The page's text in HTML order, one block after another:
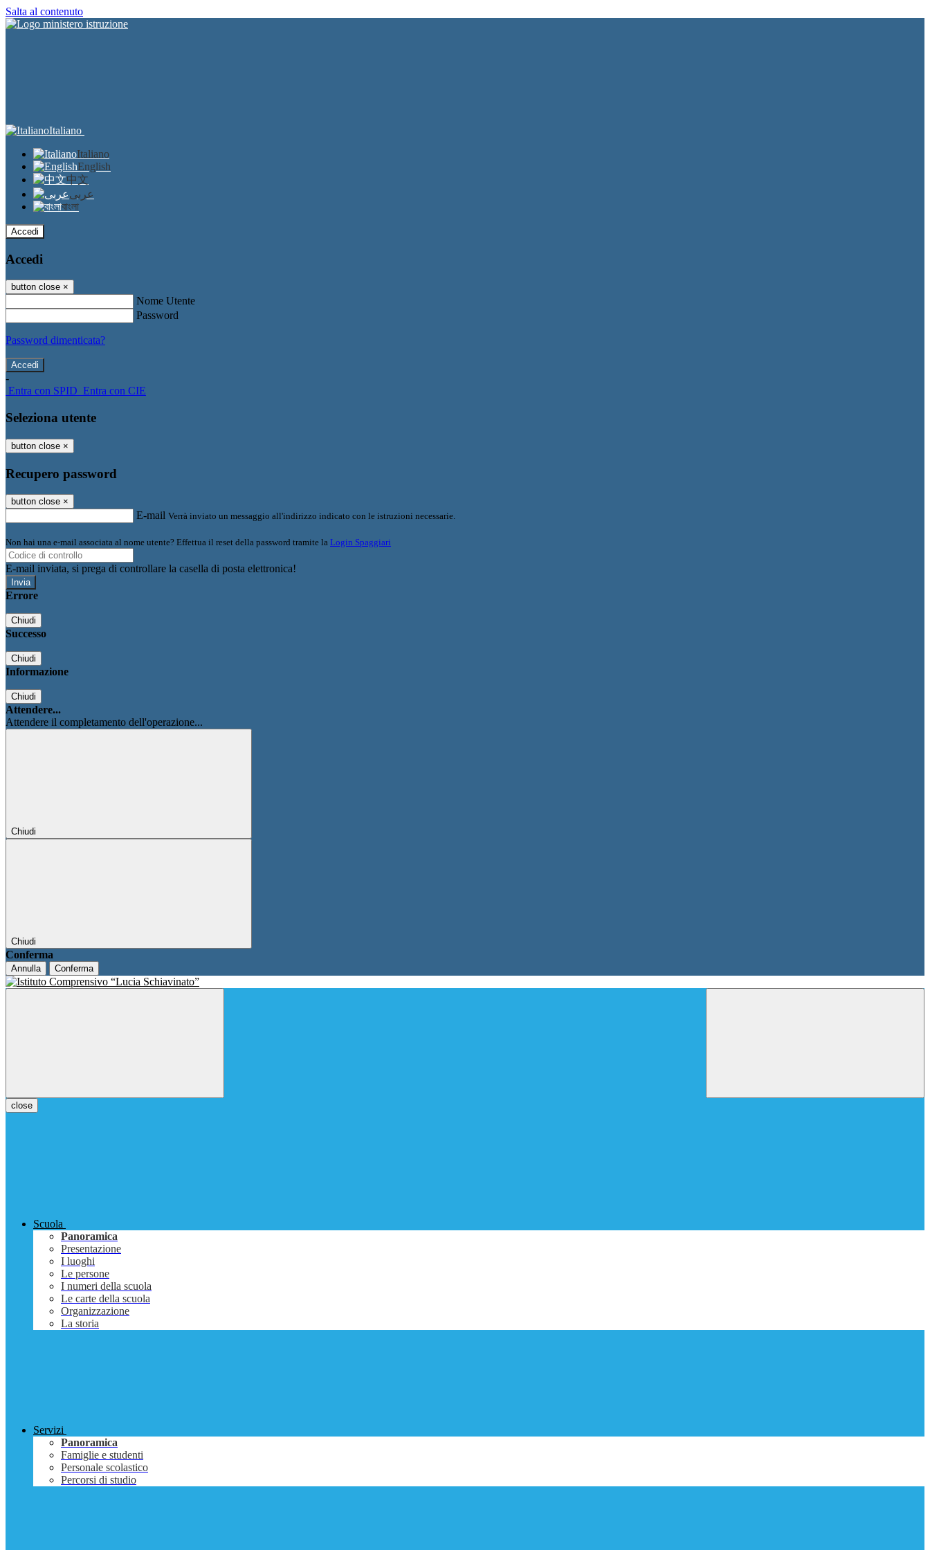
Salta al contenuto
Italiano
Italiano
English
中文
عربى
বাংলা
Accedi
Accedi
button close ×
Nome Utente
Password
Password dimenticata?
-
Entra con SPID Entra con CIE
Seleziona utente
button close ×
Recupero password
button close ×
E-mail Verrà inviato un messaggio all'indirizzo indicato con le istruzioni necessarie.
Non hai una e-mail associata al nome utente? Effettua il reset della password tramite la Login Spaggiari
E-mail inviata, si prega di controllare la casella di posta elettronica!
Errore
Chiudi
Successo
Chiudi
Informazione
Chiudi
Attendere...
Attendere il completamento dell'operazione...
Chiudi
Chiudi
Conferma
Annulla Conferma
close
Scuola
Panoramica
Presentazione
I luoghi
Le persone
I numeri della scuola
Le carte della scuola
Organizzazione
La storia
Servizi
Panoramica
Famiglie e studenti
Personale scolastico
Percorsi di studio